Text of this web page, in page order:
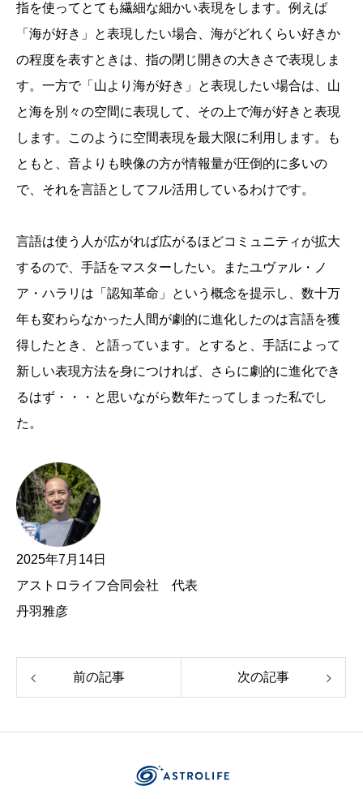
指を使ってとても繊細な細かい表現をします。例えば
「海が好き」と表現したい場合、海がどれくらい好きか
の程度を表すときは、指の閉じ開きの大きさで表現しま
す。一方で「山より海が好き」と表現したい場合は、山
と海を別々の空間に表現して、その上で海が好きと表現
します。このように空間表現を最大限に利用します。も
ともと、音よりも映像の方が情報量が圧倒的に多いの
で、それを言語としてフル活用しているわけです。
言語は使う人が広がれば広がるほどコミュニティが拡大
するので、手話をマスターしたい。またユヴァル・ノ
ア・ハラリは「認知革命」という概念を提示し、数十万
年も変わらなかった人間が劇的に進化したのは言語を獲
得したとき、と語っています。とすると、手話によって
新しい表現方法を身につければ、さらに劇的に進化でき
るはず・・・と思いながら数年たってしまった私でし
た。
2025年7月14日
アストロライフ合同会社 代表
丹羽雅彦
前の記事 次の記事